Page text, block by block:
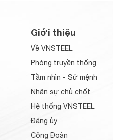
Giới thiệu
Về VNSTEEL
Phòng truyền thống
Tầm nhìn - Sứ mệnh
Nhân sự chủ chốt
Hệ thống VNSTEEL
Đảng ủy
Công Đoàn